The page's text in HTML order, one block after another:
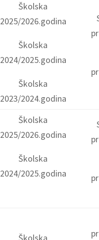
Školska
2025/2026.godina
Školska
2024/2025.godina
Školska
2023/2024.godina
Školska
2025/2026.godina
Školska
2024/2025.godina